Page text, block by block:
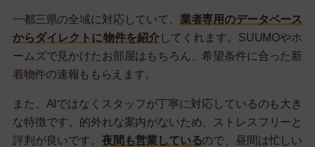
一都三県の全域に対応していて、 業者専用のデータベース
からダイレクトに物件を紹介してくれます。SUUMOやホ
ームズで見かけたお部屋はもちろん、希望条件に合った新
着物件の速報ももらえます。
また、AIではなくスタッフが丁寧に対応しているのも大き
な特徴です。的外れな案内がないため、ストレスフリーと
評判が良いです。 夜間も営業しているので、昼間は忙しい